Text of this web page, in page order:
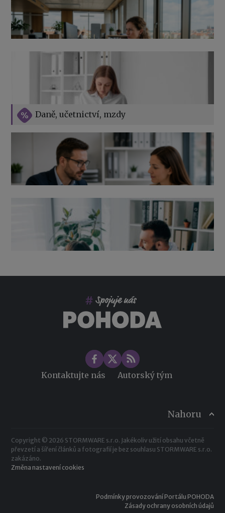
Daně, učetnictví, mzdy
Vše o překážkách v práci na straně zaměstnavatele
Výpověď ze zdravotních důvodů 2026 – průvodce pro
zaměstnavatele
Přehledy pro OSSZ a zdravotní pojišťovny – jak na ně
v roce 2026
Kontaktujte nás Autorský tým
Nahoru
Copyright © 2026 STORMWARE s.r.o. Jakékoliv užití obsahu včetně
převzetí a šíření článků a fotografií je bez souhlasu STORMWARE s.r.o.
zakázáno.
Změna nastavení cookies
Podmínky provozování Portálu POHODA
Zásady ochrany osobních údajů